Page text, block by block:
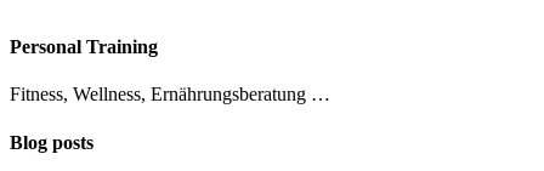
Personal Training
Fitness, Wellness, Ernährungsberatung …
Blog posts